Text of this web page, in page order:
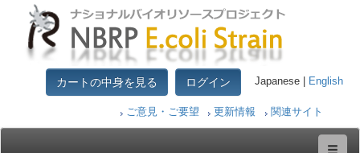
カートの中身を見る ログイン Japanese | English
ご意見・ご要望 更新情報 関連サイト